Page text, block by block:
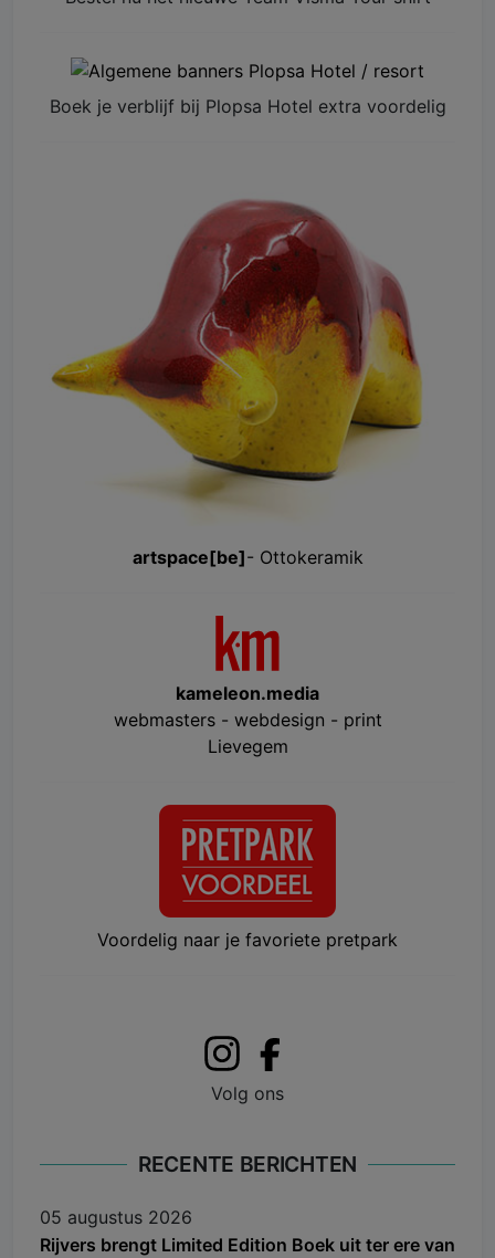
Boek je verblijf bij Plopsa Hotel extra voordelig
artspace[be]- Ottokeramik
kameleon.media
webmasters - webdesign - print
Lievegem
Voordelig naar je favoriete pretpark
Volg ons
RECENTE BERICHTEN
05 augustus 2026
Rijvers brengt Limited Edition Boek uit ter ere van